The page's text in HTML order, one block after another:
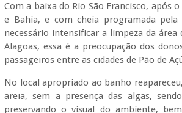
Com a baixa do Rio São Francisco, após
e Bahia, e com cheia programada pela
necessário intensificar a limpeza da
Alagoas, essa é a preocupação dos
passageiros entre as cidades de Pão de
No local apropriado ao banho
areia, sem a presença das algas,
preservando o visual do ambiente,